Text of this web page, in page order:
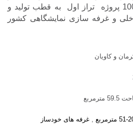
خارج کشور با بیش از 1000 پروژه تراز اول به قطب تولید و
و غرفه سازی نمایشگاهی کشور
و کاویان
غرفه های خودساز